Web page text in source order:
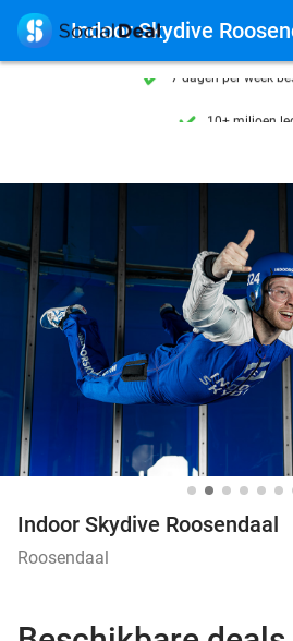
7 dagen per week
7 dagen per week
10+ miljoen
 Indoor Skydive
Indoor Skydive Roosendaal
Roosendaal